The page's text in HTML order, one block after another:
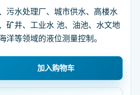
污水处理厂、城市供水、高楼水
矿井、工业水 池、油池、水文地
洋等领域的液位测量控制。
变送器-可应用于水厂、污水处理厂等
加入购物车